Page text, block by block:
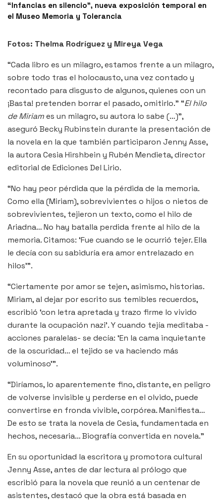
“Infancias en silencio”, nueva exposición temporal en
el Museo Memoria y Tolerancia
Fotos: Thelma Rodríguez y Mireya Vega
“Cada libro es un milagro, estamos frente a un milagro,
sobre todo tras el holocausto, una vez contado y
recontado para disgusto de algunos, quienes con un
¡Basta! pretenden borrar el pasado, omitirlo.” “El hilo
de Miriames un milagro, su autora lo sabe (…)”,
aseguró Becky Rubinstein durante la presentación de
la novela en la que también participaron Jenny Asse,
la autora Cesia Hirshbein y Rubén Mendieta, director
editorial de Ediciones Del Lirio.
“No hay peor pérdida que la pérdida de la memoria.
Como ella (Miriam), sobrevivientes o hijos o nietos de
sobrevivientes, tejieron un texto, como el hilo de
Ariadna… No hay batalla perdida frente al hilo de la
memoria. Citamos: ‘Fue cuando se le ocurrió tejer. Ella
le decía con su sabiduría era amor entrelazado en
hilos’”.
“Ciertamente por amor se tejen, asimismo, historias.
Miriam, al dejar por escrito sus temibles recuerdos,
escribió ‘con letra apretada y trazo firme lo vivido
durante la ocupación nazi’. Y cuando tejía meditaba -
acciones paralelas- se decía: ‘En la cama inquietante
de la oscuridad… el tejido se va haciendo más
voluminoso’”.
“Diríamos, lo aparentemente fino, distante, en peligro
de volverse invisible y perderse en el olvido, puede
convertirse en fronda vivible, corpórea. Manifiesta…
De esto se trata la novela de Cesia, fundamentada en
hechos, necesaria… Biografía convertida en novela.”
En su oportunidad la escritora y promotora cultural
Jenny Asse, antes de dar lectura al prólogo que
escribió para la novela que reunió a un centenar de
asistentes, destacó que la obra está basada en